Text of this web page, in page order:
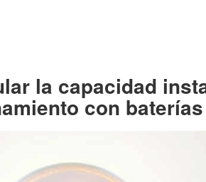
la capacidad
con baterías